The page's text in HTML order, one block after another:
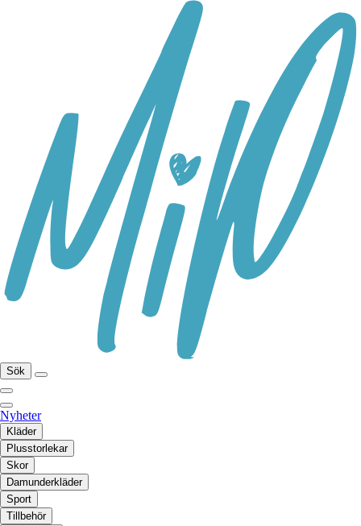
Sök
Nyheter
Kläder
Plusstorlekar
Skor
Damunderkläder
Sport
Tillbehör